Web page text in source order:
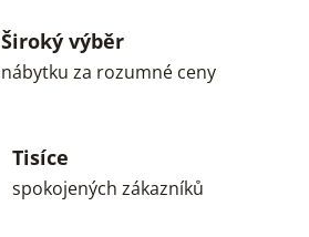
Široký výběr
nábytku za rozumné ceny
Tisíce
spokojených zákazníků